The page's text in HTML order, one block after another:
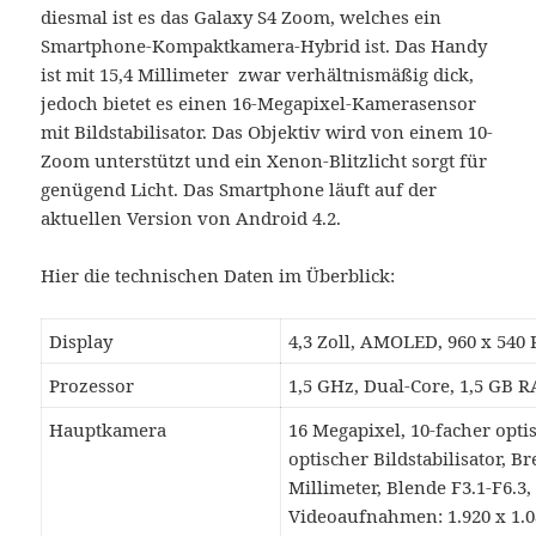
diesmal ist es das Galaxy S4 Zoom, welches ein
Smartphone-Kompaktkamera-Hybrid ist. Das Handy
ist mit 15,4 Millimeter zwar verhältnismäßig dick,
jedoch bietet es einen 16-Megapixel-Kamerasensor
mit Bildstabilisator. Das Objektiv wird von einem 10-
Zoom unterstützt und ein Xenon-Blitzlicht sorgt für
genügend Licht. Das Smartphone läuft auf der
aktuellen Version von Android 4.2.
Hier die technischen Daten im Überblick:
Display
4,3 Zoll, AMOLED, 960 x 540
Prozessor
1,5 GHz, Dual-Core, 1,5 GB
Hauptkamera
16 Megapixel, 10-facher
optischer Bildstabilisator,
Millimeter, Blende F3.1-F6.3,
Videoaufnahmen: 1.920 x